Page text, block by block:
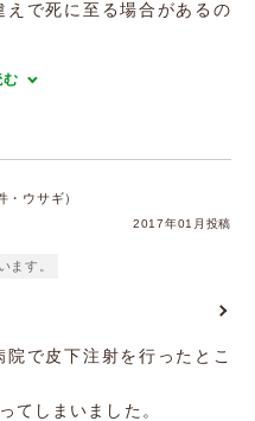
で死に至る場合があるの
む
・ウサギ）
2017年01月投稿
ます。
で皮下注射を行ったとこ
てしまいました。